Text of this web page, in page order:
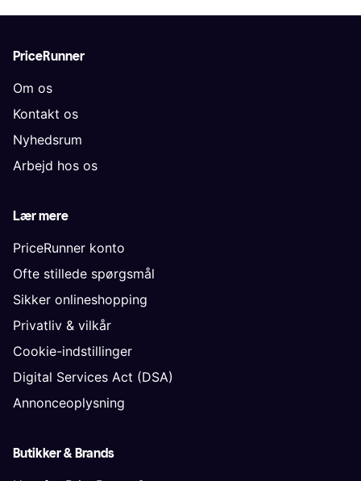
PriceRunner
Om os
Kontakt os
Nyhedsrum
Arbejd hos os
Lær mere
PriceRunner konto
Ofte stillede spørgsmål
Sikker onlineshopping
Privatliv & vilkår
Cookie-indstillinger
Digital Services Act (DSA)
Annonceoplysning
Butikker & Brands